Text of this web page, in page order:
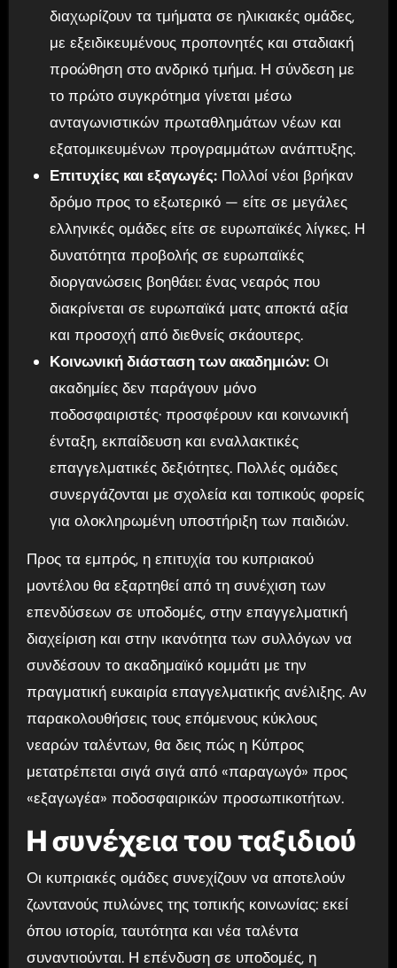
διαχωρίζουν τα τμήματα σε ηλικιακές ομάδες,
με εξειδικευμένους προπονητές και σταδιακή
προώθηση στο ανδρικό τμήμα. Η σύνδεση με
το πρώτο συγκρότημα γίνεται μέσω
ανταγωνιστικών πρωταθλημάτων νέων και
εξατομικευμένων προγραμμάτων ανάπτυξης.
Επιτυχίες και εξαγωγές:Πολλοί νέοι βρήκαν
δρόμο προς το εξωτερικό — είτε σε μεγάλες
ελληνικές ομάδες είτε σε ευρωπαϊκές λίγκες. Η
δυνατότητα προβολής σε ευρωπαϊκές
διοργανώσεις βοηθάει: ένας νεαρός που
διακρίνεται σε ευρωπαϊκά ματς αποκτά αξία
και προσοχή από διεθνείς σκάουτερς.
Κοινωνική διάσταση των ακαδημιών:Οι
ακαδημίες δεν παράγουν μόνο
ποδοσφαιριστές· προσφέρουν και κοινωνική
ένταξη, εκπαίδευση και εναλλακτικές
επαγγελματικές δεξιότητες. Πολλές ομάδες
συνεργάζονται με σχολεία και τοπικούς φορείς
για ολοκληρωμένη υποστήριξη των παιδιών.
Προς τα εμπρός, η επιτυχία του κυπριακού
μοντέλου θα εξαρτηθεί από τη συνέχιση των
επενδύσεων σε υποδομές, στην επαγγελματική
διαχείριση και στην ικανότητα των συλλόγων να
συνδέσουν το ακαδημαϊκό κομμάτι με την
πραγματική ευκαιρία επαγγελματικής ανέλιξης. Αν
παρακολουθήσεις τους επόμενους κύκλους
νεαρών ταλέντων, θα δεις πώς η Κύπρος
μετατρέπεται σιγά σιγά από «παραγωγό» προς
«εξαγωγέα» ποδοσφαιρικών προσωπικοτήτων.
Η συνέχεια του ταξιδιού
Οι κυπριακές ομάδες συνεχίζουν να αποτελούν
ζωντανούς πυλώνες της τοπικής κοινωνίας: εκεί
όπου ιστορία, ταυτότητα και νέα ταλέντα
συναντιούνται. Η επένδυση σε υποδομές, η